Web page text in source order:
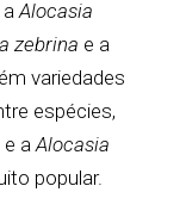
aAlocasia
zebrina e a
variedades
espécies,
e aAlocasia
popular.